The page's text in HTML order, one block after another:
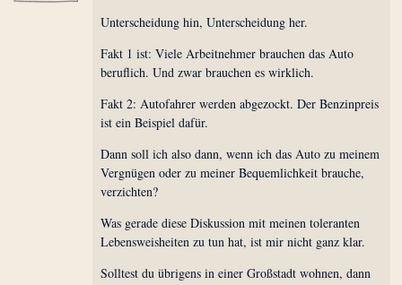
Unterscheidung hin, Unterscheidung her.
Fakt 1 ist: Viele Arbeitnehmer brauchen das Auto
beruflich. Und zwar brauchen es wirklich.
Fakt 2: Autofahrer werden abgezockt. Der Benzinpreis
ist ein Beispiel dafür.
Dann soll ich also dann, wenn ich das Auto zu meinem
Vergnügen oder zu meiner Bequemlichkeit brauche,
verzichten?
Was gerade diese Diskussion mit meinen toleranten
Lebensweisheiten zu tun hat, ist mir nicht ganz klar.
Solltest du übrigens in einer Großstadt wohnen, dann